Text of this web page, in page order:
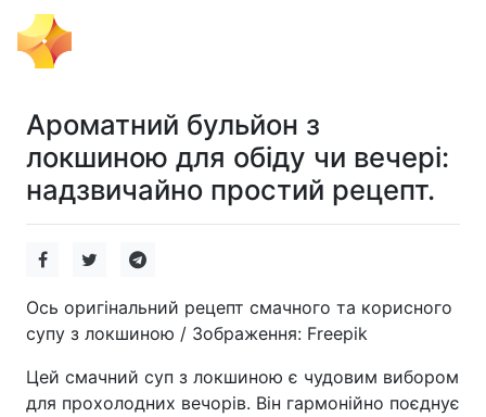
Ароматний бульйон з
локшиною для обіду чи вечері:
надзвичайно простий рецепт.
Ось оригінальний рецепт смачного та корисного
супу з локшиною / Зображення: Freepik
Цей смачний суп з локшиною є чудовим вибором
для прохолодних вечорів. Він гармонійно поєднує